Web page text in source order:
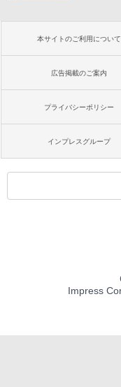
本サイトのご利用について
広告掲載のご案内
プライバシーポリシー
インプレスグループ
Impress